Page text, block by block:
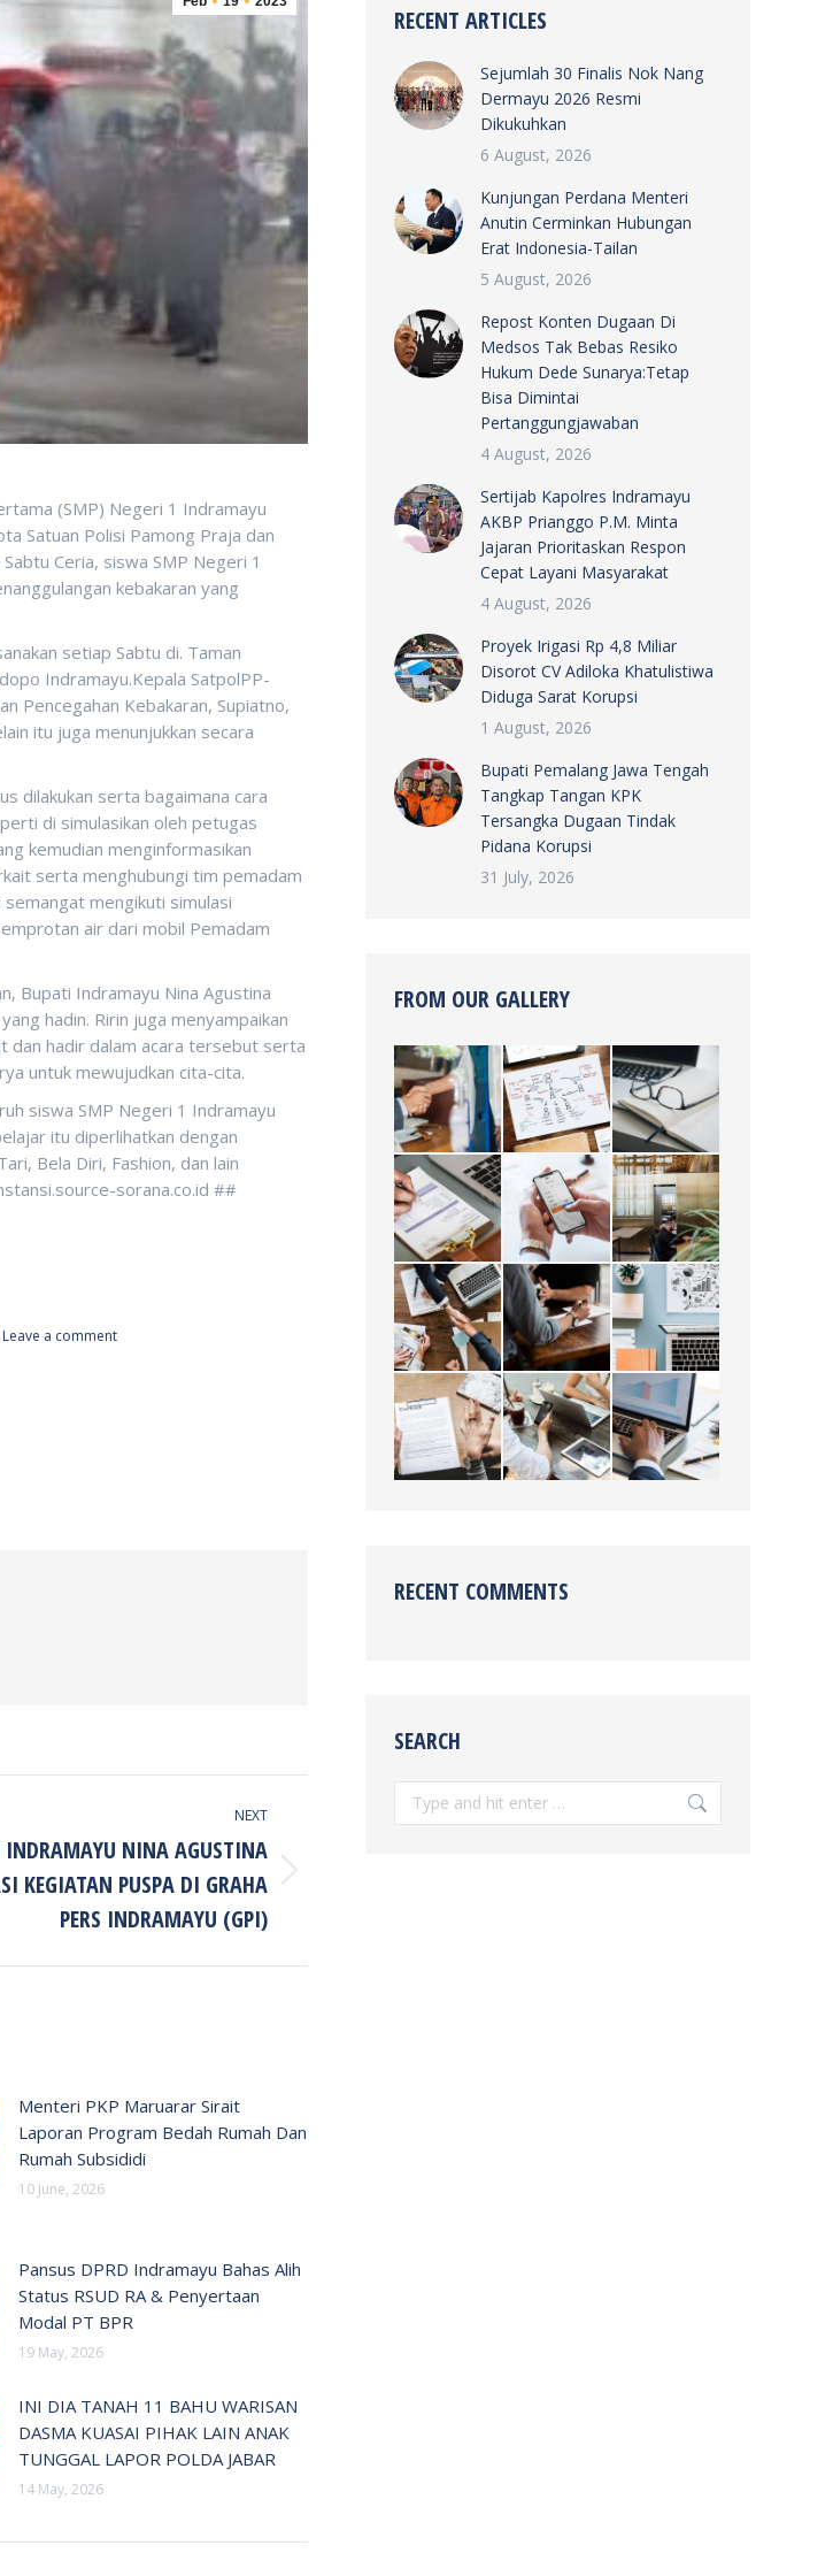
(SMP) Negeri 1 Indramayu
Satuan Polisi Pamong Praja dan
Ceria, siswa SMP Negeri 1
kebakaran yang
setiap Sabtu di. Taman
Indramayu.Kepala SatpolPP-
Pencegahan Kebakaran, Supiatno,
itu juga menunjukkan secara
dilakukan serta bagaimana cara
di simulasikan oleh petugas
kemudian menginformasikan
serta menghubungi tim pemadam
mengikuti simulasi
air dari mobil Pemadam
Bupati Indramayu Nina Agustina
hadin. Ririn juga menyampaikan
dan hadir dalam acara tersebut serta
untuk mewujudkan cita-cita.
siswa SMP Negeri 1 Indramayu
itu diperlihatkan dengan
Bela Diri, Fashion, dan lain
sorana.co.id ##
Leave a comment
NEXT
INDRAMAYU NINA AGUSTINA
KEGIATAN PUSPA DI GRAHA
PERS INDRAMAYU (GPI)
Menteri PKP Maruarar Sirait
Laporan Program Bedah Rumah Dan
Rumah Subsididi
10 June, 2026
Pansus DPRD Indramayu Bahas Alih
Status RSUD RA & Penyertaan
Modal PT BPR
19 May, 2026
INI DIA TANAH 11 BAHU WARISAN
DASMA KUASAI PIHAK LAIN ANAK
TUNGGAL LAPOR POLDA JABAR
14 May, 2026
RECENT ARTICLES
Sejumlah 30 Finalis Nok Nang
Dermayu 2026 Resmi
Dikukuhkan
6 August, 2026
Kunjungan Perdana Menteri
Anutin Cerminkan Hubungan
Erat Indonesia-Tailan
5 August, 2026
Repost Konten Dugaan Di
Medsos Tak Bebas Resiko
Hukum Dede Sunarya:Tetap
Bisa Dimintai
Pertanggungjawaban
4 August, 2026
Sertijab Kapolres Indramayu
AKBP Prianggo P.M. Minta
Jajaran Prioritaskan Respon
Cepat Layani Masyarakat
4 August, 2026
Proyek Irigasi Rp 4,8 Miliar
Disorot CV Adiloka Khatulistiwa
Diduga Sarat Korupsi
1 August, 2026
Bupati Pemalang Jawa Tengah
Tangkap Tangan KPK
Tersangka Dugaan Tindak
Pidana Korupsi
31 July, 2026
FROM OUR GALLERY
RECENT COMMENTS
SEARCH
Search: